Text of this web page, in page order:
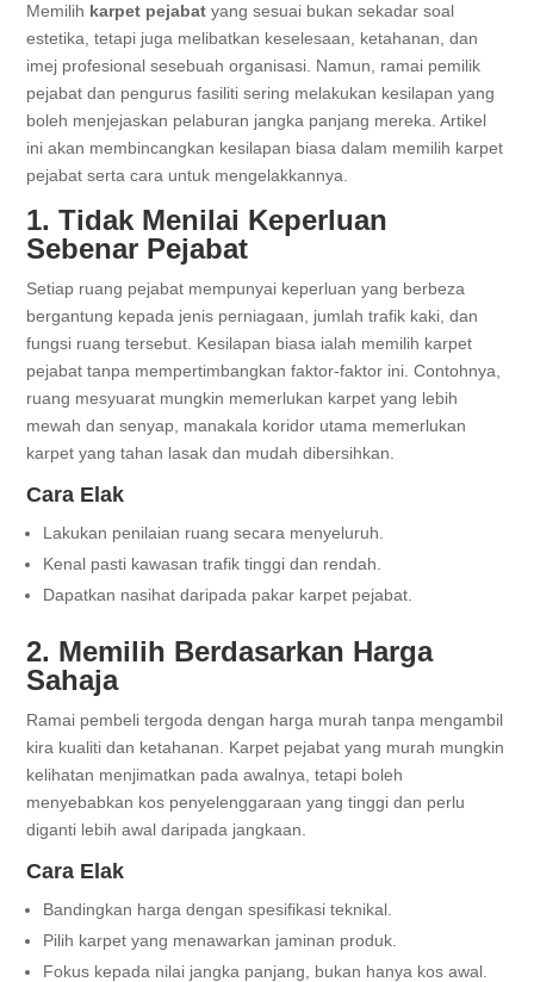
Memilih karpet pejabat yang sesuai bukan sekadar soal
estetika, tetapi juga melibatkan keselesaan, ketahanan, dan
imej profesional sesebuah organisasi. Namun, ramai pemilik
pejabat dan pengurus fasiliti sering melakukan kesilapan yang
boleh menjejaskan pelaburan jangka panjang mereka. Artikel
ini akan membincangkan kesilapan biasa dalam memilih karpet
pejabat serta cara untuk mengelakkannya.
1. Tidak Menilai Keperluan
Sebenar Pejabat
Setiap ruang pejabat mempunyai keperluan yang berbeza
bergantung kepada jenis perniagaan, jumlah trafik kaki, dan
fungsi ruang tersebut. Kesilapan biasa ialah memilih karpet
pejabat tanpa mempertimbangkan faktor-faktor ini. Contohnya,
ruang mesyuarat mungkin memerlukan karpet yang lebih
mewah dan senyap, manakala koridor utama memerlukan
karpet yang tahan lasak dan mudah dibersihkan.
Cara Elak
Lakukan penilaian ruang secara menyeluruh.
Kenal pasti kawasan trafik tinggi dan rendah.
Dapatkan nasihat daripada pakar karpet pejabat.
2. Memilih Berdasarkan Harga
Sahaja
Ramai pembeli tergoda dengan harga murah tanpa mengambil
kira kualiti dan ketahanan. Karpet pejabat yang murah mungkin
kelihatan menjimatkan pada awalnya, tetapi boleh
menyebabkan kos penyelenggaraan yang tinggi dan perlu
diganti lebih awal daripada jangkaan.
Cara Elak
Bandingkan harga dengan spesifikasi teknikal.
Pilih karpet yang menawarkan jaminan produk.
Fokus kepada nilai jangka panjang, bukan hanya kos awal.